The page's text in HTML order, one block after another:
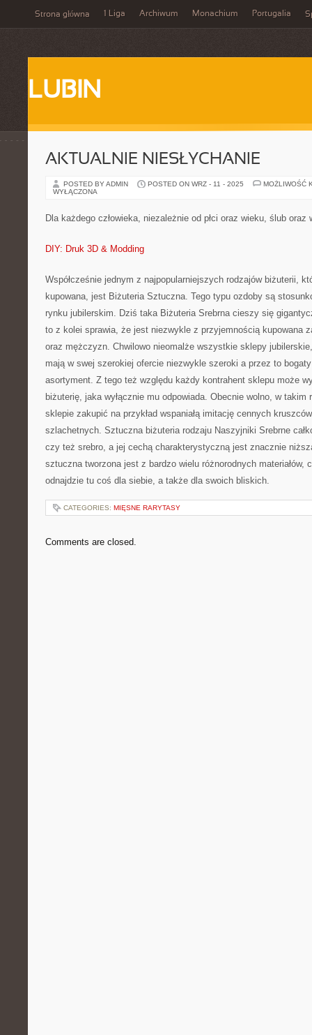
Strona główna 1 Liga Archiwum Monachium Portugalia
LUBIN
AKTUALNIE NIESŁYCHANIE
POSTED BY ADMIN POSTED ON WRZ - 11 - 2025
MOŻLIWOŚĆ
WYŁĄCZONA
Dla każdego człowieka, niezależnie od płci oraz wieku, ślub oraz
DIY: Druk 3D & Modding
Współcześnie jednym z najpopularniejszych rodzajów biżuterii,
kupowana, jest Biżuteria Sztuczna. Tego typu ozdoby są
rynku jubilerskim. Dziś taka Biżuteria Srebrna cieszy się
to z kolei sprawia, że jest niezwykle z przyjemnością kupowana
oraz mężczyzn. Chwilowo nieomalże wszystkie sklepy
mają w swej szerokiej ofercie niezwykle szeroki a przez to
asortyment. Z tego też względu każdy kontrahent sklepu może
biżuterię, jaka wyłącznie mu odpowiada. Obecnie wolno, w takim
sklepie zakupić na przykład wspaniałą imitację cennych
szlachetnych. Sztuczna biżuteria rodzaju Naszyjniki Srebrne
czy też srebro, a jej cechą charakterystyczną jest znacznie
sztuczna tworzona jest z bardzo wielu różnorodnych materiałów,
odnajdzie tu coś dla siebie, a także dla swoich bliskich.
CATEGORIES: MIĘSNE RARYTASY
Comments are closed.